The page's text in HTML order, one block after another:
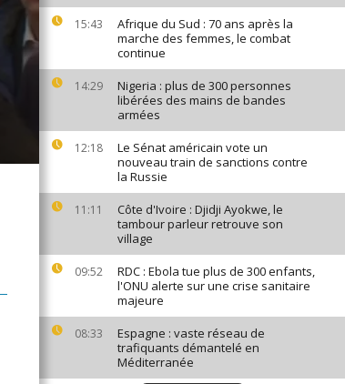
15:43
Afrique du Sud : 70 ans après la
marche des femmes, le combat
continue
14:29
Nigeria : plus de 300 personnes
libérées des mains de bandes
armées
12:18
Le Sénat américain vote un
nouveau train de sanctions contre
la Russie
11:11
Côte d'Ivoire : Djidji Ayokwe, le
tambour parleur retrouve son
village
09:52
RDC : Ebola tue plus de 300 enfants,
l'ONU alerte sur une crise sanitaire
majeure
08:33
Espagne : vaste réseau de
trafiquants démantelé en
Méditerranée